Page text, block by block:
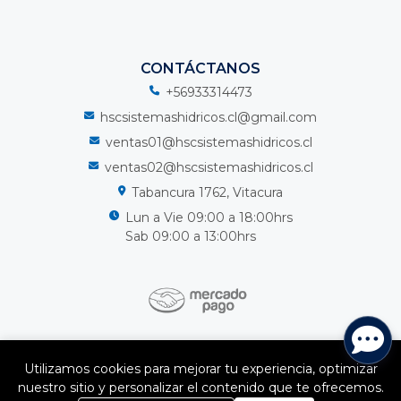
CONTÁCTANOS
+56933314473
hscsistemashidricos.cl@gmail.com
ventas01@hscsistemashidricos.cl
ventas02@hscsistemashidricos.cl
Tabancura 1762, Vitacura
Lun a Vie 09:00 a 18:00hrs
Sab 09:00 a 13:00hrs
HSC Sistemas Hidricos Spa © 2026
¿Te gusta mi tienda? Yo vendo conBsale
Utilizamos cookies para mejorar tu experiencia, optimizar
nuestro sitio y personalizar el contenido que te ofrecemos.